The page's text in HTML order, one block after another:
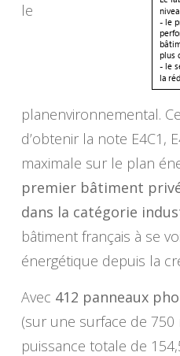
le
planenvironnemental.
d’obtenir la note E4C1,
maximale sur le plan
premier bâtiment
dans la catégorie
bâtiment français à se
énergétique depuis la
Avec 412 panneaux
(sur une surface de
puissance totale de